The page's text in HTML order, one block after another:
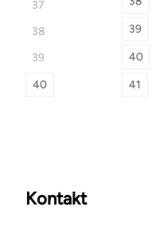
37
38
39
40
39
40
41
Kontakt